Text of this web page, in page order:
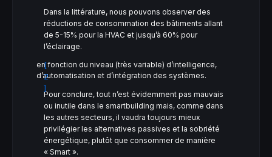
Dans la littérature, nous pouvons observer des
réductions de consommation des bâtiments allant
de 5-15% pour la HVAC et jusqu’à 60% pour
l’éclairage.
[
2
]
en fonction du niveau (très variable) d’intelligence,
d’automatisation et d’intégration des systèmes.
Pour conclure, tout n’est évidemment pas mauvais
ou inutile dans le smartbuilding mais, comme dans
les autres secteurs, il vaudra toujours mieux
privilégier les alternatives passives et la sobriété
énergétique, plutôt que consommer de manière
« Smart ».